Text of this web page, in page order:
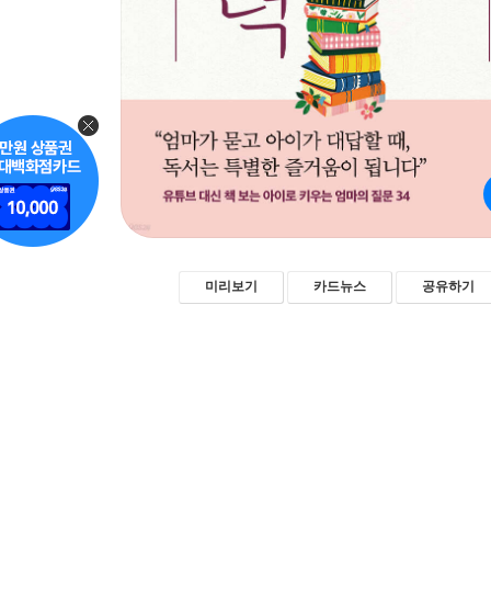
미리보기 카드뉴스 공유하기